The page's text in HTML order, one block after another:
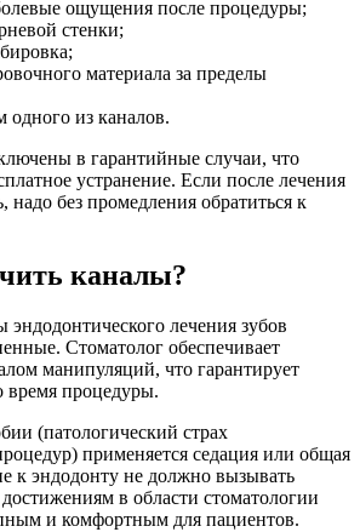
ощущения после процедуры;
стенки;
материала за пределы
одного из каналов.
в гарантийные случаи, что
устранение. Если после лечения
надо без промедления обратиться к
каналы?
лечения зубов
Стоматолог обеспечивает
манипуляций, что гарантирует
время процедуры.
(патологический страх
применяется седация или общая
к эндодонту не должно вызывать
в области стоматологии
и комфортным для пациентов.